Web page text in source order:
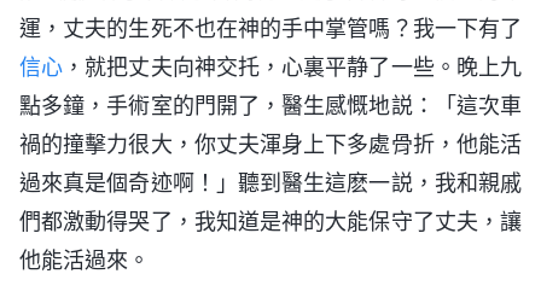
運，丈夫的生死不也在神的手中掌管嗎？我一下有了
信心 ，就把丈夫向神交托，心裏平静了一些。晚上九
點多鐘，手術室的門開了，醫生感慨地説：「這次車
禍的撞擊力很大，你丈夫渾身上下多處骨折，他能活
過來真是個奇迹啊！」聽到醫生這麽一説，我和親戚
們都激動得哭了，我知道是神的大能保守了丈夫，讓
他能活過來。